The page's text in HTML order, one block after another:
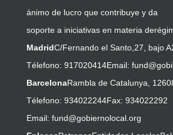
ánimo de lucro que contribuye y da
soporte a iniciativas en materia de
MadridC/Fernando el Santo,27, bajo A
Télefono: 917020414Email:
BarcelonaRambla de Catalunya, 126
Télefono: 934022244Fax: 934022292
Email: fund@gobiernolocal.org